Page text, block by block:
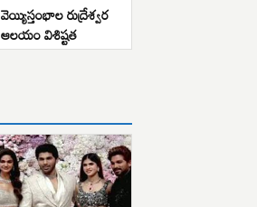
వెయ్యిస్తంభాల రుద్రేశ్వర
ఆలయం విశిష్టత